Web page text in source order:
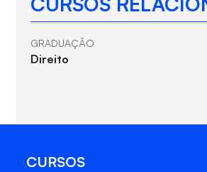
GRADUAÇÃO
Direito
CURSOS